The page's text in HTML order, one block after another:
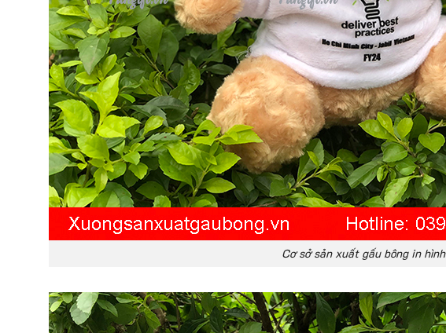
Cơ sở sản xuất gấu bông in hình